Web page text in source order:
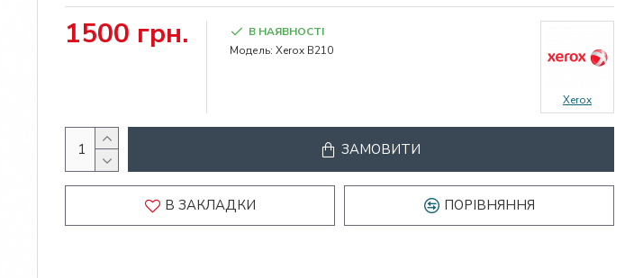
1500 грн.
В НАЯВНОСТІ
Модель: Xerox B210
Xerox
ЗАМОВИТИ
В ЗАКЛАДКИ ПОРІВНЯННЯ